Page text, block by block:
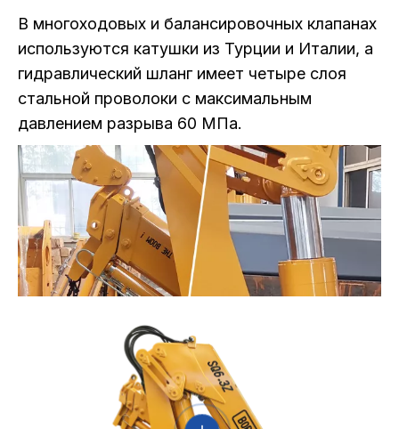
В многоходовых и балансировочных клапанах
используются катушки из Турции и Италии, а
гидравлический шланг имеет четыре слоя
стальной проволоки с максимальным
давлением разрыва 60 МПа.